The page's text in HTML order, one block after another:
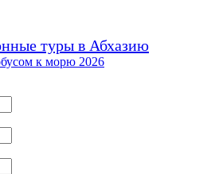
туры в Абхазию
к морю 2026